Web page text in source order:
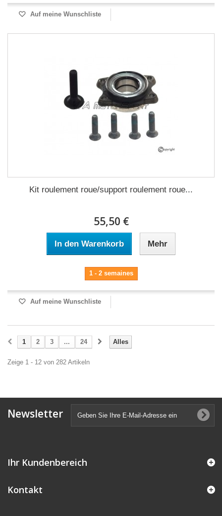
Auf meine Wunschliste
Kit roulement roue/support roulement roue...
55,50 €
In den Warenkorb Mehr
1 - 2 semaines
Auf meine Wunschliste
Alles
1 2 3 ... 24
Zeige 1 - 12 von 282 Artikeln
Newsletter
Ihr Kundenbereich
Kontakt